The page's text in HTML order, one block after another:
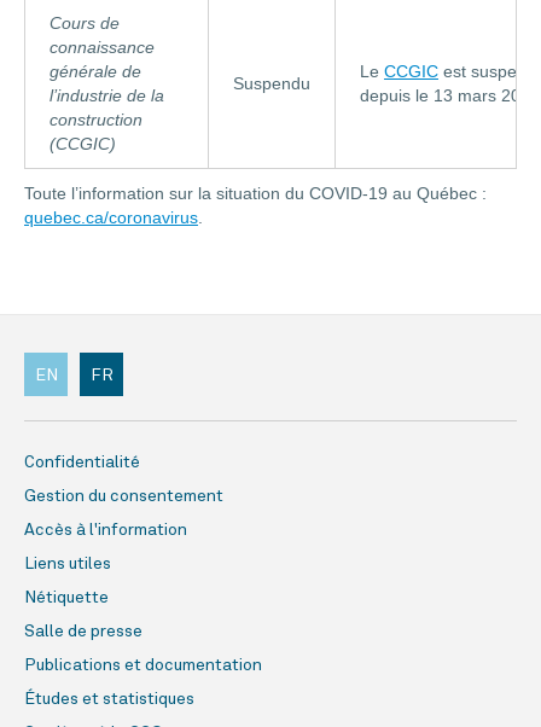
Cours de
connaissance
générale de
l’industrie de la
construction
(CCGIC)
Suspendu
Le CCGIC est
depuis le 13 mars
Toute l’information sur la situation du COVID-19 au Québec :
quebec.ca/coronavirus
Confidentialité
Gestion du consentement
Accès à l'information
Liens utiles
Nétiquette
Salle de presse
Publications et documentation
Études et statistiques
EN FR